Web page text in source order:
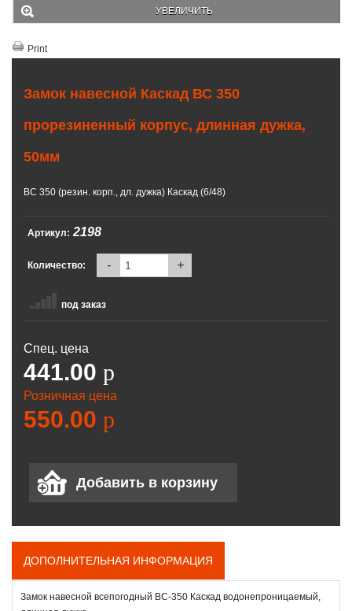
УВЕЛИЧИТЬ
Print
Замок навесной Каскад ВС 350
прорезиненный корпус, длинная дужка,
50мм
ВС 350 (резин. корп., дл. дужка) Каскад (6/48)
Артикул: 2198
Количество: - +
под заказ
Спец. цена
441.00 p
Розничная цена
550.00 p
ДОПОЛНИТЕЛЬНАЯ ИНФОРМАЦИЯ
Замок навесной всепогодный ВС-350 Каскад водонепроницаемый,